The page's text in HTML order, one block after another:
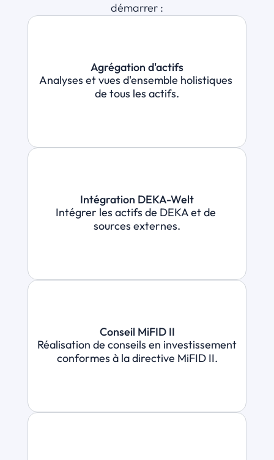
démarrer :
Agrégation d'actifs
Analyses et vues d'ensemble holistiques
de tous les actifs.
Intégration DEKA-Welt
Intégrer les actifs de DEKA et de
sources externes.
Conseil MiFID II
Réalisation de conseils en investissement
conformes à la directive MiFID II.